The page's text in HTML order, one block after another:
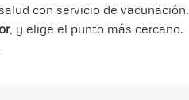
con servicio de vacunación.
, y elige el punto más cercano.